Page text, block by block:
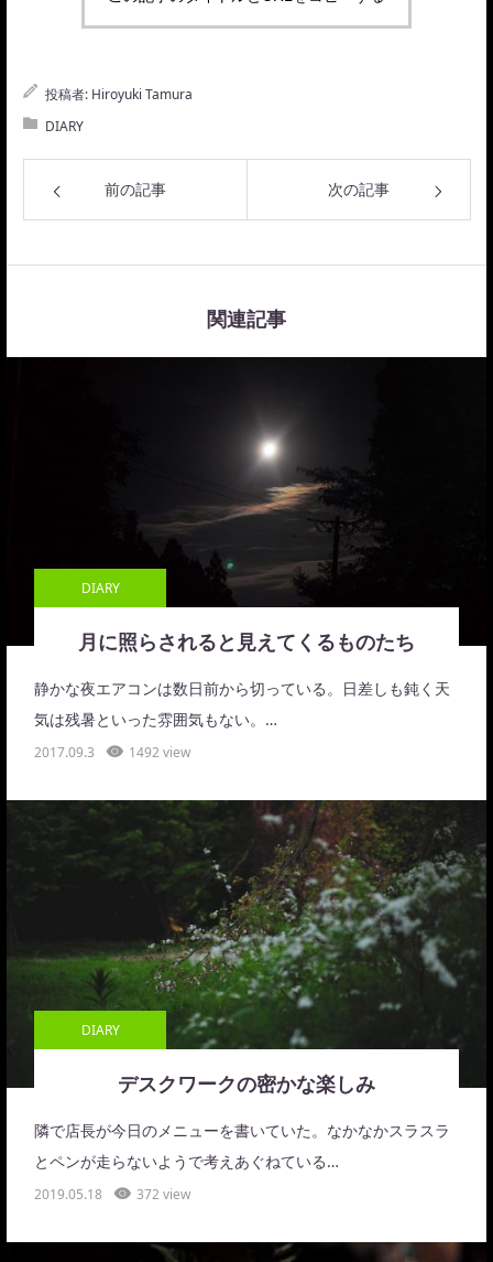
投稿者: Hiroyuki Tamura
DIARY
前の記事 次の記事
関連記事
DIARY
月に照らされると見えてくるものたち
静かな夜エアコンは数日前から切っている。日差しも鈍く天
気は残暑といった雰囲気もない。…
2017.09.3 1492 view
DIARY
デスクワークの密かな楽しみ
隣で店長が今日のメニューを書いていた。なかなかスラスラ
とペンが走らないようで考えあぐねている…
2019.05.18 372 view